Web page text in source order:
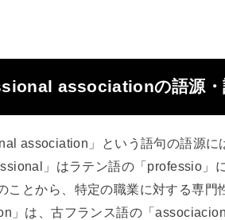
associationの語源・
association」という語句の語源
」はラテン語の「professio」
ことから、特定の職業に対する専門
」は、古フランス語の「